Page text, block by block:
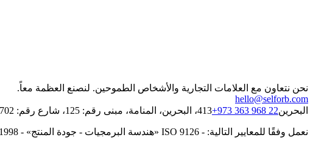
نحن نتعاون مع العلامات التجارية والأشخاص الطموحين. لنصنع العظمة معاً.
hello@selforb.com
البحرين+973 363 968 22413، البحرين، المنامة، مبنى رقم: 125، شارع رقم: 1702، مجمع رقم: 317
نعمل وفقًا للمعايير التالية: - ISO 9126 «هندسة البرمجيات - جودة المنتج» - IEEE 829–1998 «معيار توثيق اختبار البرمجيات» - ISO 9001:2015 (نظام إدارة الجودة)